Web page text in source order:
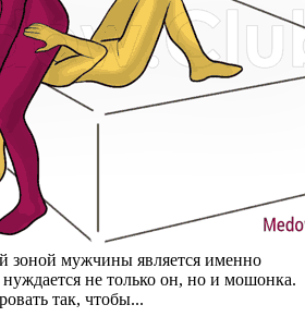
зоной мужчины является именно
не только он, но и мошонка.
так, чтобы...